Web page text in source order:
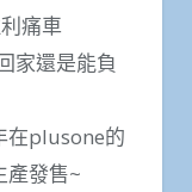
痛車
家還是能負
在plusone的
產發售~